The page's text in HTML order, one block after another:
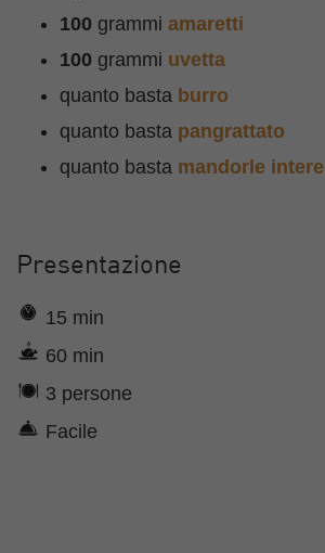
100 grammi amaretti
100 grammi uvetta
quanto basta burro
quanto basta pangrattato
quanto basta mandorle intere
Presentazione
15 min
60 min
3 persone
Facile